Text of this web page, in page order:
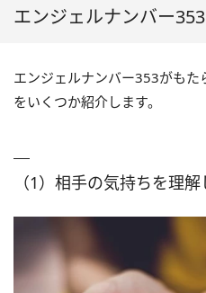
エンジェルナンバー
エンジェルナンバー353がもた
をいくつか紹介します。
（1）相手の気持ちを理解